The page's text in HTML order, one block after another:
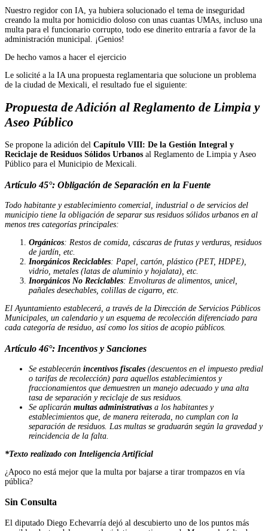
Nuestro regidor con IA, ya hubiera solucionado el tema de inseguridad
creando la multa por homicidio doloso con unas cuantas UMAs, incluso una
multa para el funcionario corrupto, todo ese dinerito entraría a favor de la
administración municipal. ¡Genios!
De hecho vamos a hacer el ejercicio
Le solicité a la IA una propuesta reglamentaria que solucione un problema
de la ciudad de Mexicali, el resultado fue el siguiente:
Propuesta de Adición al Reglamento de Limpia y
Aseo Público
Se propone la adición del Capítulo VIII: De la Gestión Integral y
Reciclaje de Residuos Sólidos Urbanos al Reglamento de Limpia y Aseo
Público para el Municipio de Mexicali.
Artículo 45°: Obligación de Separación en la Fuente
Todo habitante y establecimiento comercial, industrial o de servicios del
municipio tiene la obligación de separar sus residuos sólidos urbanos en al
menos tres categorías principales:
Orgánicos: Restos de comida, cáscaras de frutas y verduras, residuos
de jardín, etc.
Inorgánicos Reciclables: Papel, cartón, plástico (PET, HDPE),
vidrio, metales (latas de aluminio y hojalata), etc.
Inorgánicos No Reciclables: Envolturas de alimentos, unicel,
pañales desechables, colillas de cigarro, etc.
El Ayuntamiento establecerá, a través de la Dirección de Servicios Públicos
Municipales, un calendario y un esquema de recolección diferenciado para
cada categoría de residuo, así como los sitios de acopio públicos.
Artículo 46°: Incentivos y Sanciones
Se establecerán incentivos fiscales (descuentos en el impuesto predial
o tarifas de recolección) para aquellos establecimientos y
fraccionamientos que demuestren un manejo adecuado y una alta
tasa de separación y reciclaje de sus residuos.
Se aplicarán multas administrativas a los habitantes y
establecimientos que, de manera reiterada, no cumplan con la
separación de residuos. Las multas se graduarán según la gravedad y
reincidencia de la falta.
*Texto realizado con Inteligencia Artificial
¿Apoco no está mejor que la multa por bajarse a tirar trompazos en vía
pública?
Sin Consulta
El diputado Diego Echevarría dejó al descubierto uno de los puntos más